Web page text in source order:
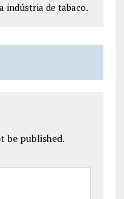
indústria de tabaco.
be published.